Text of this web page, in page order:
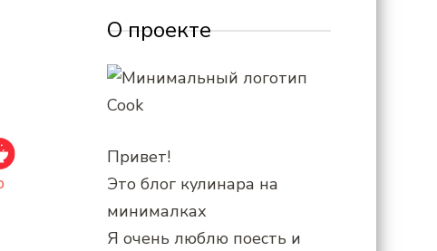
О проекте
Привет!
Это блог кулинара на
минималках
Я очень люблю поесть и